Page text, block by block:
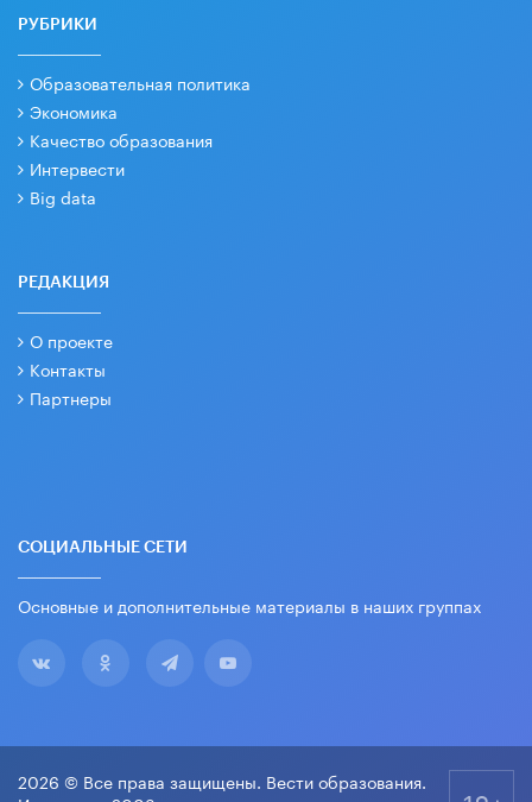
РУБРИКИ
Образовательная политика
Экономика
Качество образования
Интервести
Big data
РЕДАКЦИЯ
О проекте
Контакты
Партнеры
СОЦИАЛЬНЫЕ СЕТИ
Основные и дополнительные материалы в наших группах
2026 © Все права защищены. Вести образования.